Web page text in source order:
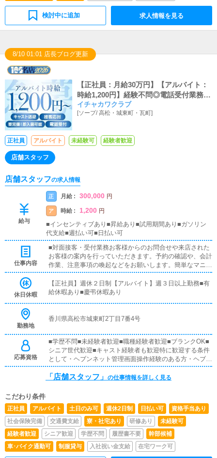
検討中に追加 求人情報を見る
8/10 01:01 店長ブログ更新
【正社員：月給30万円】【アルバイト：
時給1,200円】経験不問◎電話受付業務・
店内接客あり
イチャカワクラブ
[ソープ/高松・城東町・瓦町]
正社員 アルバイト 未経験可 経験者歓迎
店舗スタッフ
店舗スタッフの求人情報
給与
正 月給 : 300,000 円
ア 時給 : 1,200 円
■インセンティブあり■昇給あり■試用期間あり■ガソリン
代支給■週払い可■日払い可
仕事内容
■対面接客・受付業務お客様からのお問合せや来店された
お客様の案内を行っていただきます。予約の確認や、会計
作業、注意事項の喚起などをお願いします。簡単なマニュ
アルや、先輩スタッフに付いて業務内容を見ながら徐々に
覚えていただきますので、未経験の方でも安心して働けま
す。■キャスト管理お店で働いていただいているキャスト
す。■PC更新業務ヘブンネットなど、ポータルサイト等の
情報やイベント、求人ブログの作成となります。基本的に
はボタンを押すだけや、ブログの更新時に簡単に文字が入
力出来れば問題ありません。PCが苦手な人でも簡単にで
きます。■清掃・備品管理お客様やキャストの方に快適に
行っていただきます。■企画の立案店舗イベントや店舗運
の入店数の増加】など、売上UPに繋がる施策の提案を行
っていただきます。
休日休暇
【正社員】週休２日制【アルバイト】週３日以上勤務■有
給休暇あり■慶弔休暇あり
勤務地
香川県高松市城東町2丁目7番4号
応募資格
■学歴不問■未経験者歓迎■職種経験者歓迎■ブランクOK■
シニア世代歓迎■キャスト経験者も歓迎特に歓迎する条件
として・ヘブンネット管理画面操作経験のある方・ヘブン
ネット各種機能に詳しく活用経験のある方
「店舗スタッフ」 の仕事情報を詳しく見る
こだわり条件
正社員 アルバイト 土日のみ可 週休2日制 日払い可
資格手当あり
社会保険完備
交通費支給 寮・社宅あり 研修あり
未経験可
経験者歓迎
シニア歓迎 学歴不問 履歴書不要
幹部候補
車･バイク通勤可
制服貸与 入社祝い金支給 在宅ワーク可